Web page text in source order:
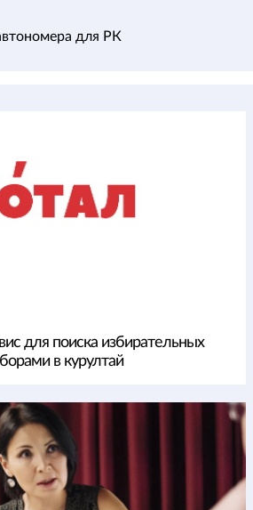
для РК
для поиска избирательных
в курултай